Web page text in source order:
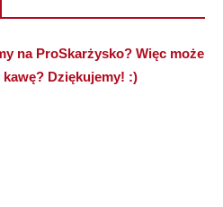
na ProSkarżysko? Więc może
Dziękujemy! :)